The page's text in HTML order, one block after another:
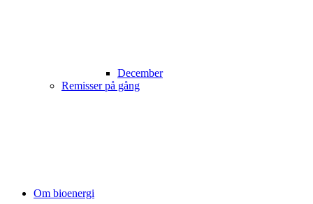
December
Remisser på gång
Om bioenergi